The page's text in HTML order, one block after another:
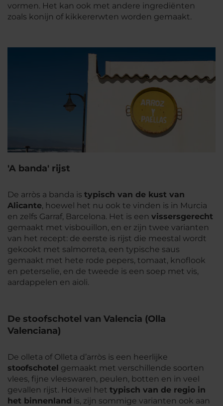
vormen. Het kan ook met andere ingrediënten
zoals konijn of kikkererwten worden gemaakt.
'A banda' rijst
De arròs a banda is typisch van de kust van
Alicante, hoewel het nu ook te vinden is in Murcia
en zelfs Garraf, Barcelona. Het is een vissersgerecht
gemaakt met visbouillon, en er zijn twee varianten
van het recept: de eerste is rijst die meestal wordt
gekookt met salmorreta, een typische saus
gemaakt met hete rode pepers, tomaat, knoflook
en peterselie, en de tweede is een soep met vis,
aardappelen en aioli.
De stoofschotel van Valencia (Olla
Valenciana)
De olleta of Olleta d’arròs is een heerlijke
stoofschotel gemaakt met verschillende soorten
vlees, fijne vleeswaren, peulen, botten en in veel
gevallen rijst. Hoewel het typisch van de regio in
het binnenland is, zijn sommige varianten ook aan